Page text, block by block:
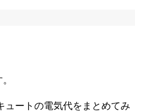
ュートの電気代をまとめてみ